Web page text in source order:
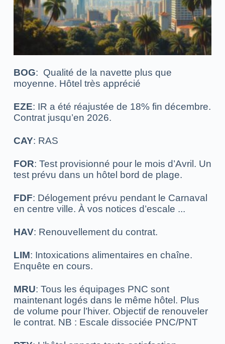
BOG: Qualité de la navette plus que
moyenne. Hôtel très apprécié
EZE: IR a été réajustée de 18% fin décembre.
Contrat jusqu’en 2026.
CAY: RAS
FOR: Test provisionné pour le mois d’Avril. Un
test prévu dans un hôtel bord de plage.
FDF: Délogement prévu pendant le Carnaval
en centre ville. À vos notices d’escale ...
HAV: Renouvellement du contrat.
LIM: Intoxications alimentaires en chaîne.
Enquête en cours.
MRU: Tous les équipages PNC sont
maintenant logés dans le même hôtel. Plus
de volume pour l’hiver. Objectif de renouveler
le contrat. NB : Escale dissociée PNC/PNT